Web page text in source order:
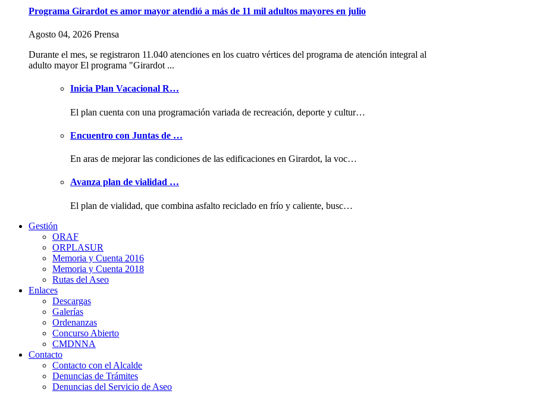
Programa Girardot es amor mayor atendió a más de 11 mil adultos mayores en julio
Agosto 04, 2026 Prensa
Durante el mes, se registraron 11.040 atenciones en los cuatro vértices del programa de atención integral al
adulto mayor El programa "Girardot ...
Inicia Plan Vacacional R…
El plan cuenta con una programación variada de recreación, deporte y cultur…
Encuentro con Juntas de …
En aras de mejorar las condiciones de las edificaciones en Girardot, la voc…
Avanza plan de vialidad …
El plan de vialidad, que combina asfalto reciclado en frío y caliente, busc…
Gestión
ORAF
ORPLASUR
Memoria y Cuenta 2016
Memoria y Cuenta 2018
Rutas del Aseo
Enlaces
Descargas
Galerías
Ordenanzas
Concurso Abierto
CMDNNA
Contacto
Contacto con el Alcalde
Denuncias de Trámites
Denuncias del Servicio de Aseo